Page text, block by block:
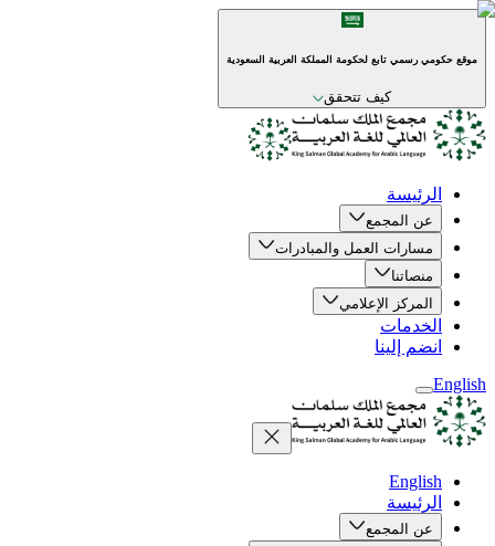
موقع حكومي رسمي تابع لحكومة المملكة العربية السعودية
كيف تتحقق
الرئيسة
عن المجمع
مسارات العمل والمبادرات
منصاتنا
المركز الإعلامي
الخدمات
انضم إلينا
English
English
الرئيسة
عن المجمع